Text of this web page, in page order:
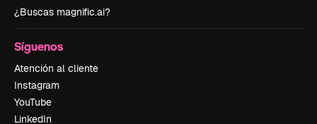
¿Buscas magnific.ai?
Síguenos
Atención al cliente
Instagram
YouTube
LinkedIn